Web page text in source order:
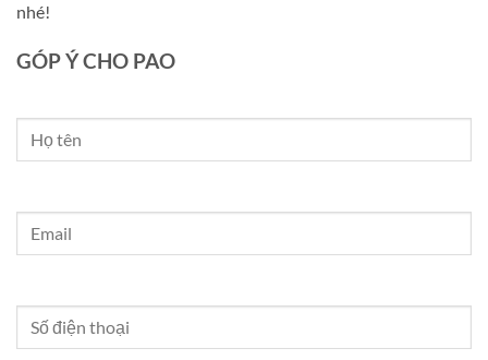
nhé!
GÓP Ý CHO PAO